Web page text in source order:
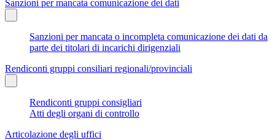
Sanzioni per mancata comunicazione dei dati
Sanzioni per mancata o incompleta comunicazione dei dati da
parte dei titolari di incarichi dirigenziali
Rendiconti gruppi consiliari regionali/provinciali
Rendiconti gruppi consigliari
Atti degli organi di controllo
Articolazione degli uffici